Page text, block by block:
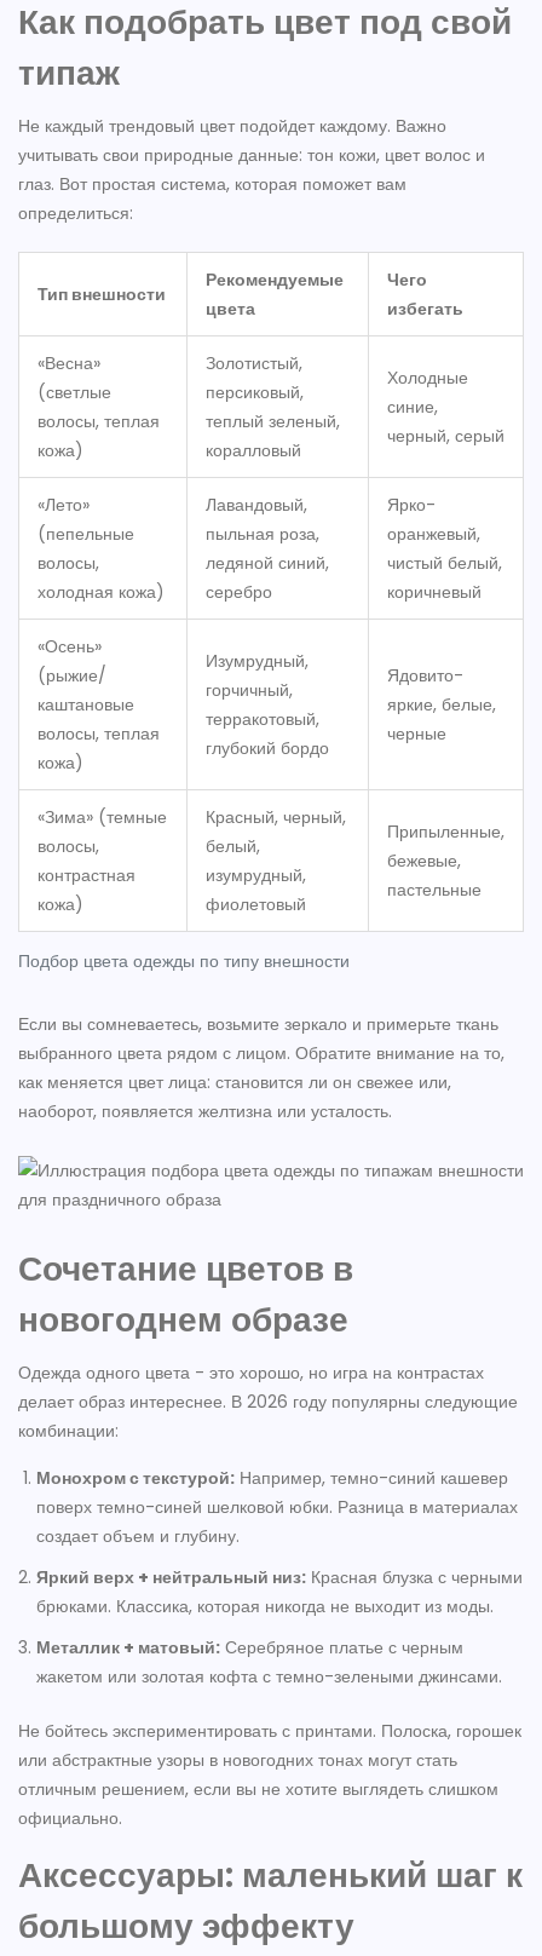
Как подобрать цвет под свой
типаж
Не каждый трендовый цвет подойдет каждому. Важно
учитывать свои природные данные: тон кожи, цвет волос и
глаз. Вот простая система, которая поможет вам
определиться:
Подбор цвета одежды по типу внешности
Тип внешности
Рекомендуемые
цвета
Чего
избегать
«Весна»
(светлые
волосы, теплая
кожа)
Золотистый,
персиковый,
теплый зеленый,
коралловый
Холодные
синие,
черный, серый
«Лето»
(пепельные
волосы,
холодная кожа)
Лавандовый,
пыльная роза,
ледяной синий,
серебро
Ярко-
оранжевый,
чистый белый,
коричневый
«Осень»
(рыжие/
каштановые
волосы, теплая
кожа)
Изумрудный,
горчичный,
терракотовый,
глубокий бордо
Ядовито-
яркие, белые,
черные
«Зима» (темные
волосы,
контрастная
кожа)
Красный, черный,
белый,
изумрудный,
фиолетовый
Припыленные,
бежевые,
пастельные
Если вы сомневаетесь, возьмите зеркало и примерьте ткань
выбранного цвета рядом с лицом. Обратите внимание на то,
как меняется цвет лица: становится ли он свежее или,
наоборот, появляется желтизна или усталость.
Сочетание цветов в
новогоднем образе
Одежда одного цвета - это хорошо, но игра на контрастах
делает образ интереснее. В 2026 году популярны следующие
комбинации:
Монохром с текстурой: Например, темно-синий кашевер
поверх темно-синей шелковой юбки. Разница в материалах
создает объем и глубину.
Яркий верх + нейтральный низ: Красная блузка с черными
брюками. Классика, которая никогда не выходит из моды.
Металлик + матовый: Серебряное платье с черным
жакетом или золотая кофта с темно-зелеными джинсами.
Не бойтесь экспериментировать с принтами. Полоска, горошек
или абстрактные узоры в новогодних тонах могут стать
отличным решением, если вы не хотите выглядеть слишком
официально.
Аксессуары: маленький шаг к
большому эффекту